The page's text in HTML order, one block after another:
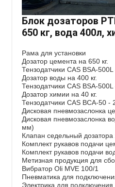
Блок дозаторов
650 кг, вода 400л,
Рама для установки
Дозатор цемента на 650 кг.
Тензодатчики CAS BSA-
Дозатор воды на 400 кг.
Тензодатчики CAS BSA-
Дозатор химии на 40 кг.
Тензодатчики CAS BCA-50 -
Дисковая пневмозаслонка
Дисковая пневмозаслонка
мм)
Клапан седельный
Комплект рукавов подачи
Комплект рукавов подачи
Метизная продукция для
Вибратор Oli MVE 100/1
Пневматика для
Электрика для подключения